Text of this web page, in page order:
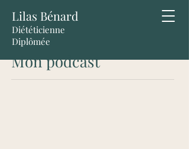
Lilas Bénard
Diététicienne
Diplômée
Mon podcast